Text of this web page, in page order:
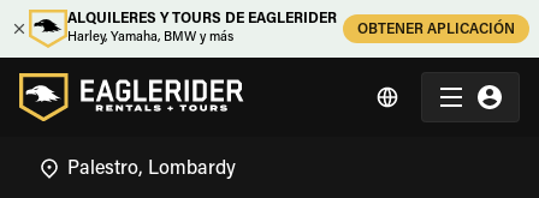
ALQUILERES Y TOURS DE EAGLERIDER
Harley, Yamaha, BMW y más
OBTENER APLICACIÓN